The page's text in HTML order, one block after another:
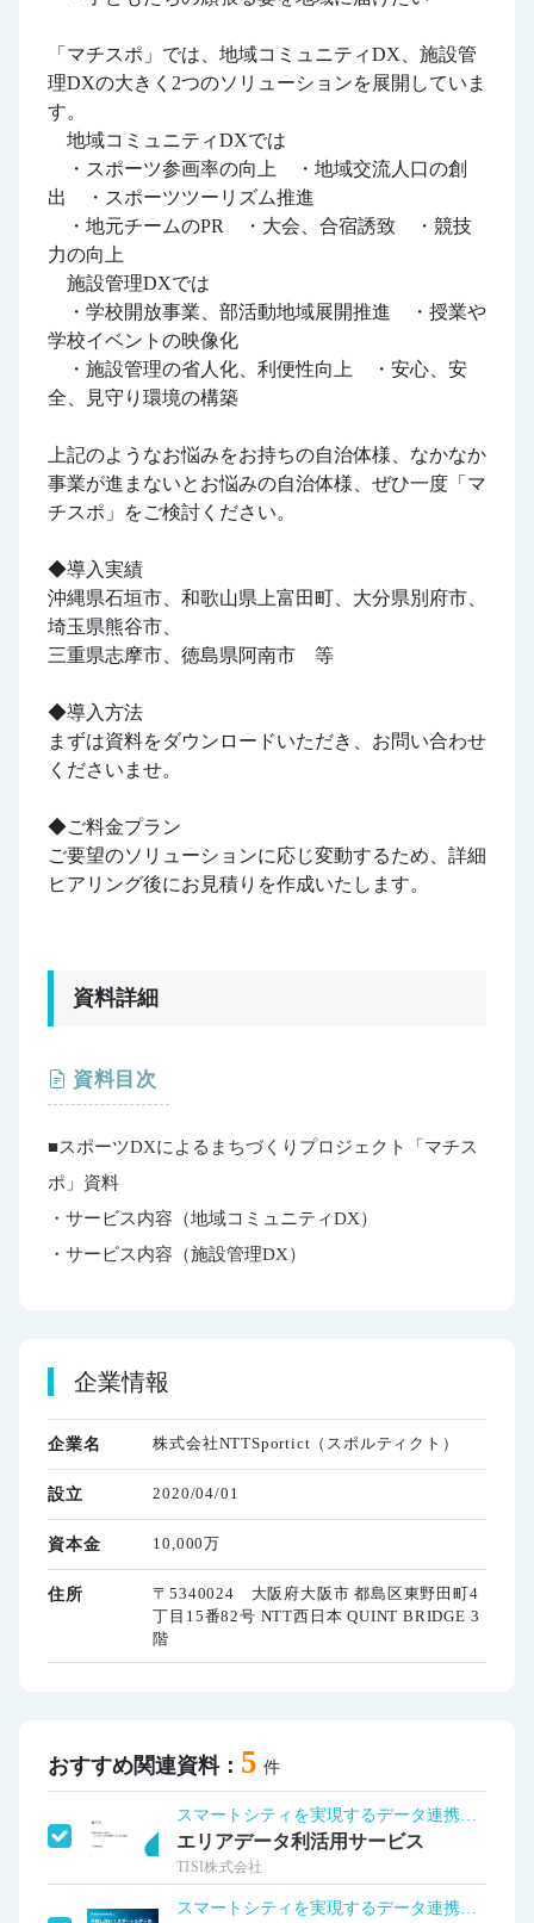
「マチスポ」では、地域コミュニティDX、施設管
理DXの大きく2つのソリューションを展開していま
す。
地域コミュニティDXでは
・スポーツ参画率の向上 ・地域交流人口の創
出 ・スポーツツーリズム推進
・地元チームのPR ・大会、合宿誘致 ・競技
力の向上
施設管理DXでは
・学校開放事業、部活動地域展開推進 ・授業や
学校イベントの映像化
・施設管理の省人化、利便性向上 ・安心、安
全、見守り環境の構築
上記のようなお悩みをお持ちの自治体様、なかなか
事業が進まないとお悩みの自治体様、ぜひ一度「マ
チスポ」をご検討ください。
◆導入実績
沖縄県石垣市、和歌山県上富田町、大分県別府市、
埼玉県熊谷市、
三重県志摩市、徳島県阿南市 等
◆導入方法
まずは資料をダウンロードいただき、お問い合わせ
くださいませ。
◆ご料金プラン
ご要望のソリューションに応じ変動するため、詳細
ヒアリング後にお見積りを作成いたします。
資料詳細
資料目次
■スポーツDXによるまちづくりプロジェクト「マチス
ポ」資料
・サービス内容（地域コミュニティDX）
・サービス内容（施設管理DX）
企業情報
企業名 株式会社NTTSportict（スポルティクト）
設立 2020/04/01
資本金 10,000万
住所
〒5340024 大阪府大阪市 都島区東野田町4
丁目15番82号 NTT西日本 QUINT BRIDGE 3
階
おすすめ関連資料： 5 件
スマートシティを実現するデータ連携基盤
エリアデータ利活用サービス
TISI株式会社
スマートシティを実現するデータ連携基盤